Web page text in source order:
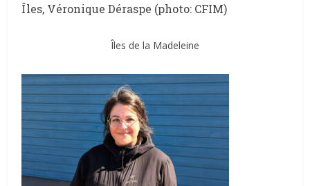
Îles, Véronique Déraspe (photo: CFIM)
Îles de la Madeleine